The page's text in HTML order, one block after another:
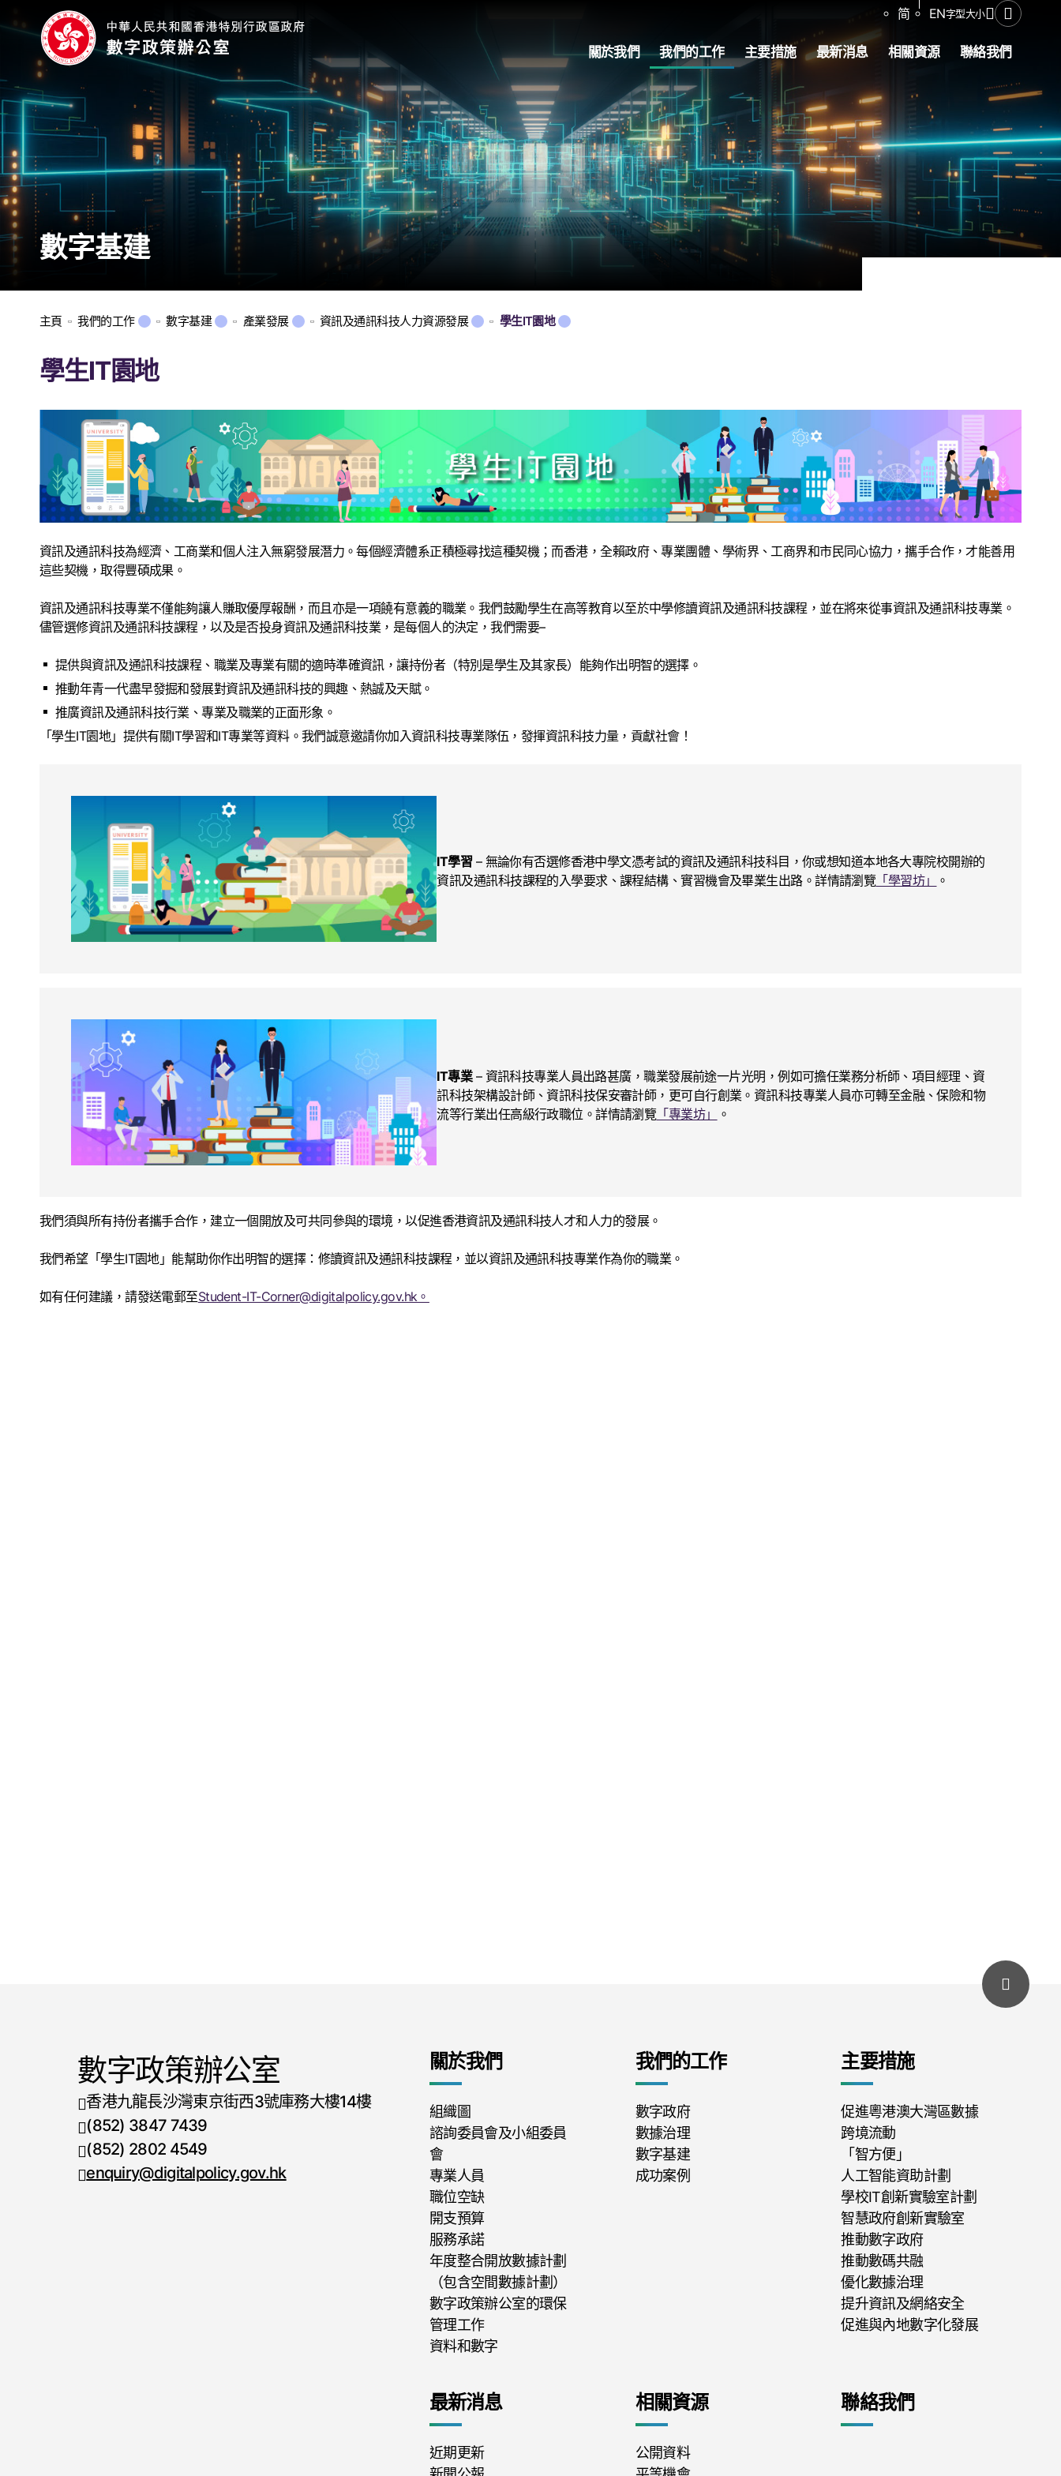
简 EN字型大小分享開啟搜尋
關於我們 我們的工作 主要措施 最新消息 相關資源 聯絡我們
數字基建
主頁 我們的工作 數字基建 產業發展 資訊及通訊科技人力資源發展 學生IT園地
學生IT園地
資訊及通訊科技為經濟、工商業和個人注入無窮發展潛力。每個經濟體系正積極尋找這種契機；而香港，全賴政府、專業團體、學術界、工商界和市民同心協力，攜手合作，才能善用
這些契機，取得豐碩成果。
資訊及通訊科技專業不僅能夠讓人賺取優厚報酬，而且亦是一項饒有意義的職業。我們鼓勵學生在高等教育以至於中學修讀資訊及通訊科技課程，並在將來從事資訊及通訊科技專業。
儘管選修資訊及通訊科技課程，以及是否投身資訊及通訊科技業，是每個人的決定，我們需要–
提供與資訊及通訊科技課程、職業及專業有關的適時準確資訊，讓持份者（特別是學生及其家長）能夠作出明智的選擇。
推動年青一代盡早發掘和發展對資訊及通訊科技的興趣、熱誠及天賦。
推廣資訊及通訊科技行業、專業及職業的正面形象。
「學生IT園地」提供有關IT學習和IT專業等資料。我們誠意邀請你加入資訊科技專業隊伍，發揮資訊科技力量，貢獻社會！
IT學習– 無論你有否選修香港中學文憑考試的資訊及通訊科技科目，你或想知道本地各大專院校開辦的
資訊及通訊科技課程的入學要求、課程結構、實習機會及畢業生出路。詳情請瀏覽「學習坊」 。
IT專業– 資訊科技專業人員出路甚廣，職業發展前途一片光明，例如可擔任業務分析師、項目經理、資
訊科技架構設計師、資訊科技保安審計師，更可自行創業。資訊科技專業人員亦可轉至金融、保險和物
流等行業出任高級行政職位。詳情請瀏覽「專業坊」 。
我們須與所有持份者攜手合作，建立一個開放及可共同參與的環境，以促進香港資訊及通訊科技人才和人力的發展。
我們希望「學生IT園地」能幫助你作出明智的選擇：修讀資訊及通訊科技課程，並以資訊及通訊科技專業作為你的職業。
如有任何建議，請發送電郵至Student-IT-Corner@digitalpolicy.gov.hk。
數字政策辦公室
香港九龍長沙灣東京街西3號庫務大樓14樓
電話號碼
(852) 3847 7439
傳真號碼
(852) 2802 4549
enquiry@digitalpolicy.gov.hk
關於我們
組織圖
諮詢委員會及小組委員
會
專業人員
職位空缺
開支預算
服務承諾
年度整合開放數據計劃
（包含空間數據計劃）
數字政策辦公室的環保
管理工作
資料和數字
我們的工作
數字政府
數據治理
數字基建
成功案例
主要措施
促進粵港澳大灣區數據
跨境流動
「智方便」
人工智能資助計劃
學校IT創新實驗室計劃
智慧政府創新實驗室
推動數字政府
推動數碼共融
優化數據治理
提升資訊及網絡安全
促進與內地數字化發展
最新消息
近期更新
相關資源
公開資料
聯絡我們